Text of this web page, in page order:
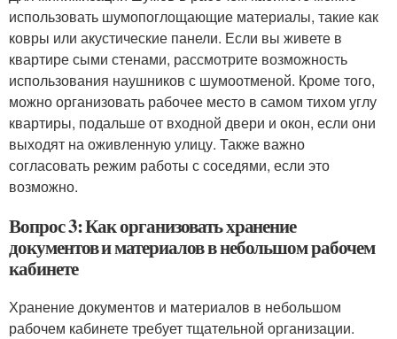
использовать шумопоглощающие материалы, такие как
ковры или акустические панели. Если вы живете в
квартире сыми стенами, рассмотрите возможность
использования наушников с шумоотменой. Кроме того,
можно организовать рабочее место в самом тихом углу
квартиры, подальше от входной двери и окон, если они
выходят на оживленную улицу. Также важно
согласовать режим работы с соседями, если это
возможно.
Вопрос 3: Как организовать хранение
документов и материалов в небольшом рабочем
кабинете
Хранение документов и материалов в небольшом
рабочем кабинете требует тщательной организации.